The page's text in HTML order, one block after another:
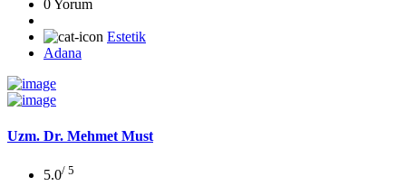
0 Yorum
Estetik
Adana
Uzm. Dr. Mehmet Must
5.0/ 5